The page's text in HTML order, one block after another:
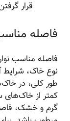
قرار
فاصله
فاصله مناسب
نوع خاک، شرایط
طور کلی، در
کمتر از
گرم و خشک،